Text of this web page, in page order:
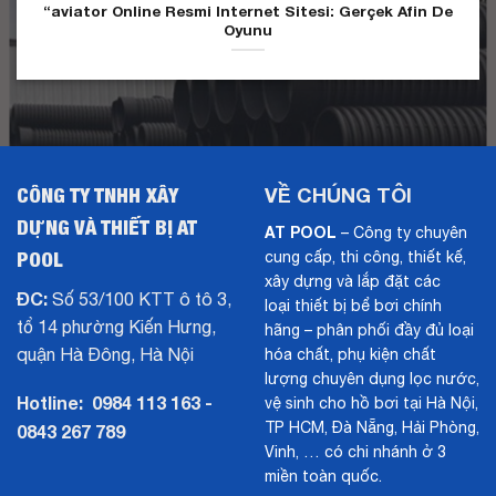
“aviator Online Resmi Internet Sitesi: Gerçek Afin De
Oyunu
CÔNG TY TNHH XÂY
DỰNG VÀ THIẾT BỊ AT
POOL
ĐC: Số 53/100 KTT ô tô 3,
tổ 14 phường Kiến Hưng,
quận Hà Đông, Hà Nội
Hotline: 0984 113 163 -
0843 267 789
VỀ CHÚNG TÔI
AT POOL – Công ty chuyên
cung cấp, thi công, thiết kế,
xây dựng và lắp đặt các
loại thiết bị bể bơi chính
hãng – phân phối đầy đủ loại
hóa chất, phụ kiện chất
lượng chuyên dụng lọc nước,
vệ sinh cho hồ bơi tại Hà Nội,
TP HCM, Đà Nẵng, Hải Phòng,
Vinh, … có chi nhánh ở 3
miền toàn quốc.